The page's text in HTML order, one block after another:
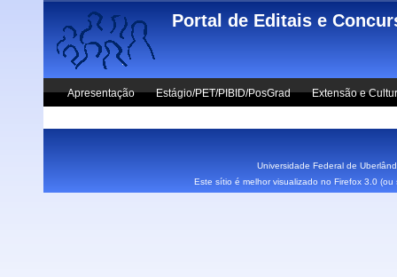
Skip to main content
Portal de Editais e
Apresentação Estágio/PET/PIBID/PosGrad Extensão e
Universidade Federal de
Este sítio é melhor visualizado no Firefox 3.0